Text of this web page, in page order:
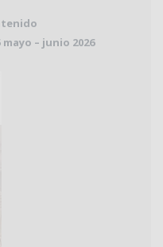
– junio 2026